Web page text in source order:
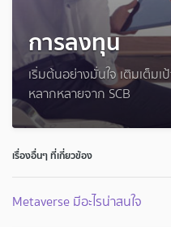
การลงทุน
เริ่มต้นอย่างมั่นใจ เติมเต็ม
หลากหลายจาก SCB
เรื่องอื่นๆ ที่เกี่ยวข้อง
Metaverse มีอะไรน่าสนใจ